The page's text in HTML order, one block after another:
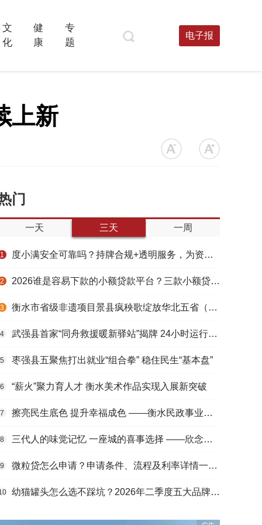
文
化
健
康
专
题
电子报
上新
门
一天 三天 一周
1 度小满安全可靠吗？持牌合规+透明服务，为资金周转筑牢多重保障
2 2026谁是容易下款的小额贷款平台？三款小额贷款产品全面对比
3 衡水市省级非遗项目景县疯秧歌绽放华北五省（区）市舞蹈大赛舞台
4 武强县首家“同舟救援暖新驿站”揭牌 24小时运行守护户外劳动者
5 枣强县五聚焦打出就业“组合拳” 稳住民生“基本盘”
6 “薪火”聚力育人才 衡水美术作品实现入展新突破
7 擦亮民生底色 提升幸福成色 ——衡水民政事业高质量发展综述
8 三代人的味觉记忆 一座城的喜事选择 ——欣念饺子二十九载匠心传承路
9 微粒贷怎么申请？申请条件、流程及利率详情一文看懂
幼猫罐头怎么选不踩坑？2026年二季度五大品牌肠胃适配营养安全